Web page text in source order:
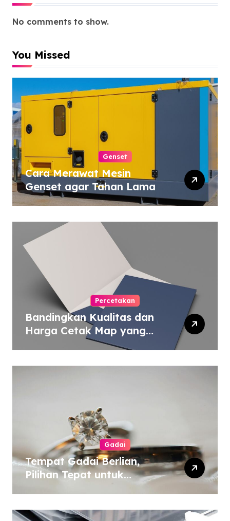
No comments to show.
You Missed
Genset
Cara Merawat Mesin
Genset agar Tahan Lama
Percetakan
Bandingkan Kualitas dan
Harga Cetak Map yang
Murah atau Mahal
Gadai
Tempat Gadai Berlian,
Pilihan Tepat untuk